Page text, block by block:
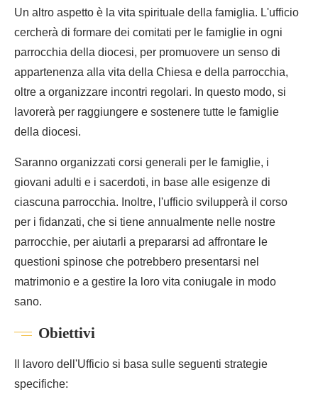
Un altro aspetto è la vita spirituale della famiglia. L'ufficio
cercherà di formare dei comitati per le famiglie in ogni
parrocchia della diocesi, per promuovere un senso di
appartenenza alla vita della Chiesa e della parrocchia,
oltre a organizzare incontri regolari. In questo modo, si
lavorerà per raggiungere e sostenere tutte le famiglie
della diocesi.
Saranno organizzati corsi generali per le famiglie, i
giovani adulti e i sacerdoti, in base alle esigenze di
ciascuna parrocchia. Inoltre, l'ufficio svilupperà il corso
per i fidanzati, che si tiene annualmente nelle nostre
parrocchie, per aiutarli a prepararsi ad affrontare le
questioni spinose che potrebbero presentarsi nel
matrimonio e a gestire la loro vita coniugale in modo
sano.
Obiettivi
Il lavoro dell'Ufficio si basa sulle seguenti strategie
specifiche: